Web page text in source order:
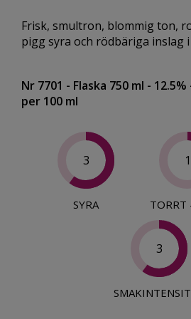
Frisk, smultron, blommig ton,
pigg syra och rödbäriga inslag
Nr 7701 - Flaska 750 ml - 12.5%
per 100 ml
3
SYRA
1
TORRT
3